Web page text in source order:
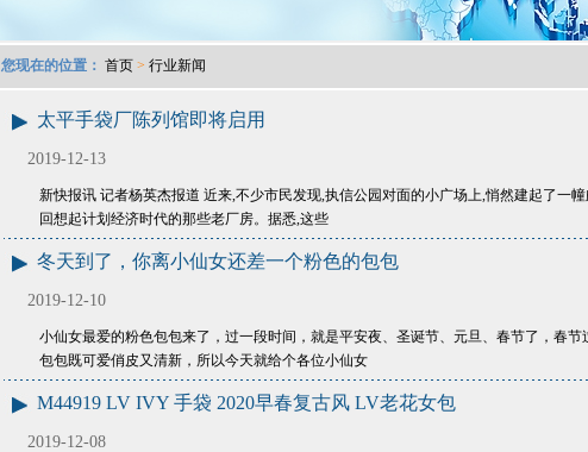
您现在的位置： 首页 > 行业新闻
太平手袋厂陈列馆即将启用
2019-12-13
新快报讯 记者杨英杰报道 近来,不少市民发现,执信公园对面的小广场上,悄然建起了一
回想起计划经济时代的那些老厂房。据悉,这些
冬天到了，你离小仙女还差一个粉色的包包
2019-12-10
小仙女最爱的粉色包包来了，过一段时间，就是平安夜、圣诞节、元旦、春节了，春
包包既可爱俏皮又清新，所以今天就给个各位小仙女
M44919 LV IVY 手袋 2020早春复古风 LV老花女包
2019-12-08